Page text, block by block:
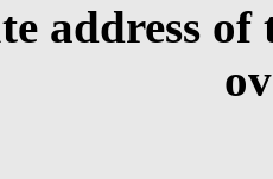
address